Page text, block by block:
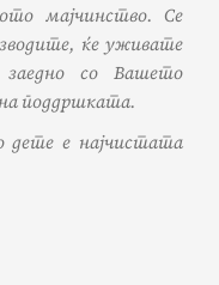
мајчинство. Се
ќе уживате
со Вашето
поддршката.
дете е најчистата